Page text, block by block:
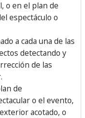
o en el plan de
espectáculo o
a cada una de las
detectando y
de las
de
o el evento,
acotado, o